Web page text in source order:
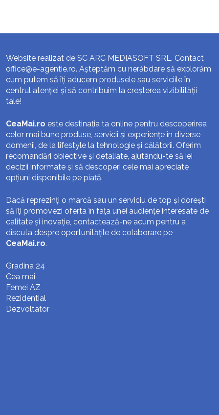
Website realizat de SC ARC MEDIASOFT SRL. Contact
office@e-agentie.ro. Așteptăm cu nerăbdare să explorăm
cum putem să îți aducem produsele sau serviciile în
centrul atenției și să contribuim la creșterea vizibilității
tale!
CeaMai.ro este destinația ta online pentru descoperirea
celor mai bune produse, servicii și experiențe în diverse
domenii, de la lifestyle la tehnologie și călătorii. Oferim
recomandări obiective și detaliate, ajutându-te să iei
decizii informate și să descoperi cele mai apreciate
opțiuni disponibile pe piață.
Dacă reprezinți o marcă sau un serviciu de top și dorești
să îți promovezi oferta în fața unei audiențe interesate de
calitate și inovație, contactează-ne acum pentru a
discuta despre oportunitățile de colaborare pe
CeaMai.ro.
Gradina 24
Cea mai
Femei AZ
Rezidential
Dezvoltator